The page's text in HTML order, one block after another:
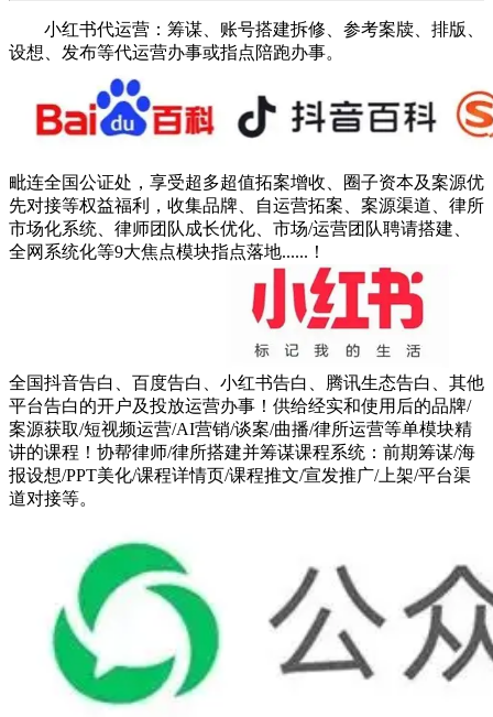
小红书代运营：筹谋、账号搭建拆修、参考案牍、排版、
设想、发布等代运营办事或指点陪跑办事。
毗连全国公证处，享受超多超值拓案增收、圈子资本及案源优
先对接等权益福利，收集品牌、自运营拓案、案源渠道、律所
市场化系统、律师团队成长优化、市场/运营团队聘请搭建、
全网系统化等9大焦点模块指点落地......！
全国抖音告白、百度告白、小红书告白、腾讯生态告白、其他
平台告白的开户及投放运营办事！供给经实和使用后的品牌/
案源获取/短视频运营/AI营销/谈案/曲播/律所运营等单模块精
讲的课程！协帮律师/律所搭建并筹谋课程系统：前期筹谋/海
报设想/PPT美化/课程详情页/课程推文/宣发推广/上架/平台渠
道对接等。